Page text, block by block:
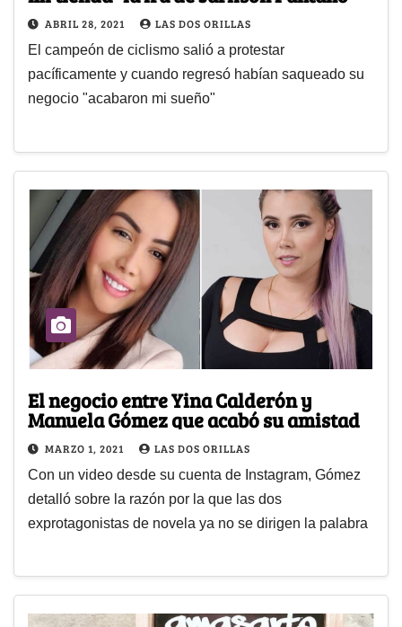
ABRIL 28, 2021 LAS DOS ORILLAS
El campeón de ciclismo salió a protestar
pacíficamente y cuando regresó habían saqueado su
negocio "acabaron mi sueño"
El negocio entre Yina Calderón y
Manuela Gómez que acabó su amistad
MARZO 1, 2021 LAS DOS ORILLAS
Con un video desde su cuenta de Instagram, Gómez
detalló sobre la razón por la que las dos
exprotagonistas de novela ya no se dirigen la palabra